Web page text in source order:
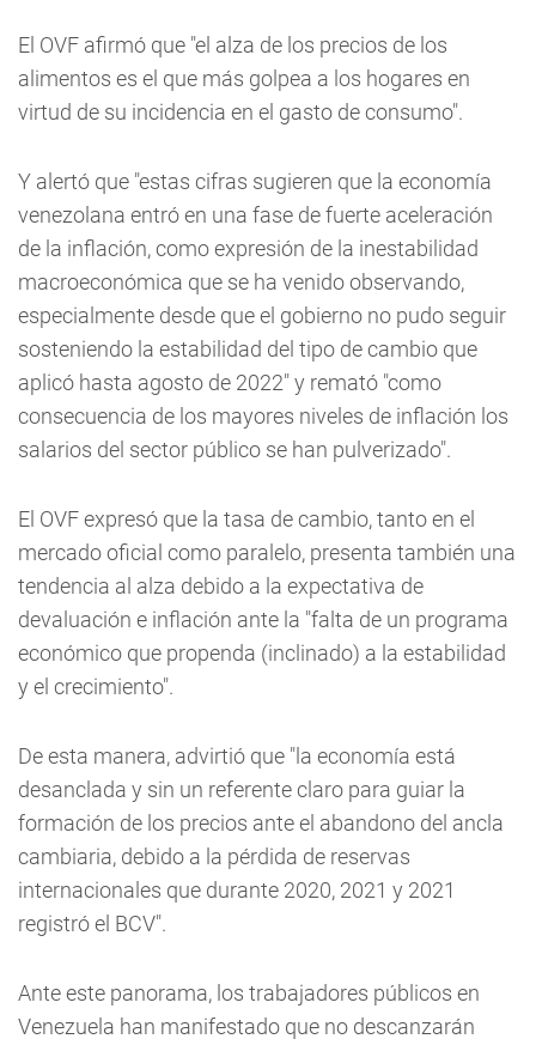
El OVF afirmó que "el alza de los precios de los
alimentos es el que más golpea a los hogares en
virtud de su incidencia en el gasto de consumo".
Y alertó que "estas cifras sugieren que la economía
venezolana entró en una fase de fuerte aceleración
de la inflación, como expresión de la inestabilidad
macroeconómica que se ha venido observando,
especialmente desde que el gobierno no pudo seguir
sosteniendo la estabilidad del tipo de cambio que
aplicó hasta agosto de 2022" y remató "como
consecuencia de los mayores niveles de inflación los
salarios del sector público se han pulverizado".
El OVF expresó que la tasa de cambio, tanto en el
mercado oficial como paralelo, presenta también una
tendencia al alza debido a la expectativa de
devaluación e inflación ante la "falta de un programa
económico que propenda (inclinado) a la estabilidad
y el crecimiento".
De esta manera, advirtió que "la economía está
desanclada y sin un referente claro para guiar la
formación de los precios ante el abandono del ancla
cambiaria, debido a la pérdida de reservas
internacionales que durante 2020, 2021 y 2021
registró el BCV".
Ante este panorama, los trabajadores públicos en
Venezuela han manifestado que no descanzarán